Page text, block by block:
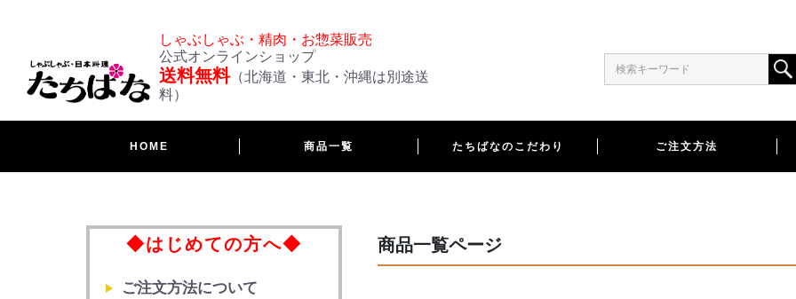
しゃぶしゃぶ・精肉・お惣菜販売
公式オンラインショップ
送料無料（北海道・東北・沖縄は別途送
料）
HOME 商品一覧 たちばなのこだわり ご注文方法
◆はじめての方へ◆
ご注文方法について
商品一覧ページ